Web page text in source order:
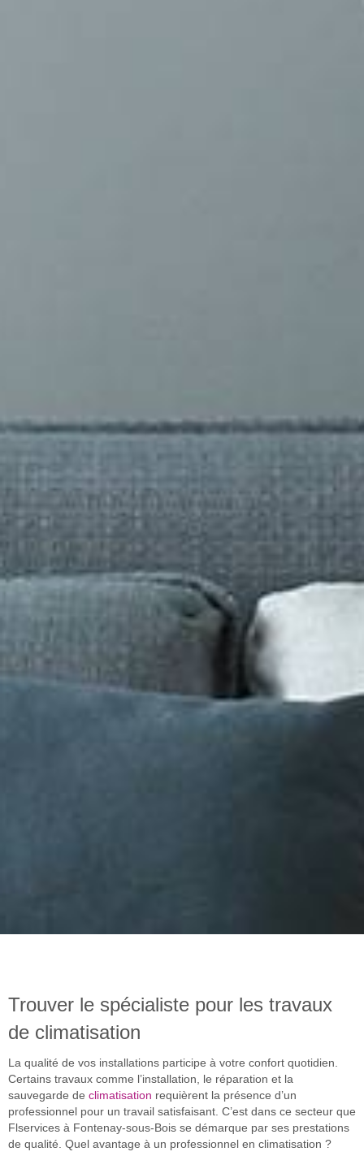
Trouver le spécialiste pour les travaux
de climatisation
La qualité de vos installations participe à votre confort quotidien.
Certains travaux comme l’installation, le réparation et la
sauvegarde de climatisation requièrent la présence d’un
professionnel pour un travail satisfaisant. C’est dans ce secteur que
Flservices à Fontenay-sous-Bois se démarque par ses prestations
de qualité. Quel avantage à un professionnel en climatisation ?